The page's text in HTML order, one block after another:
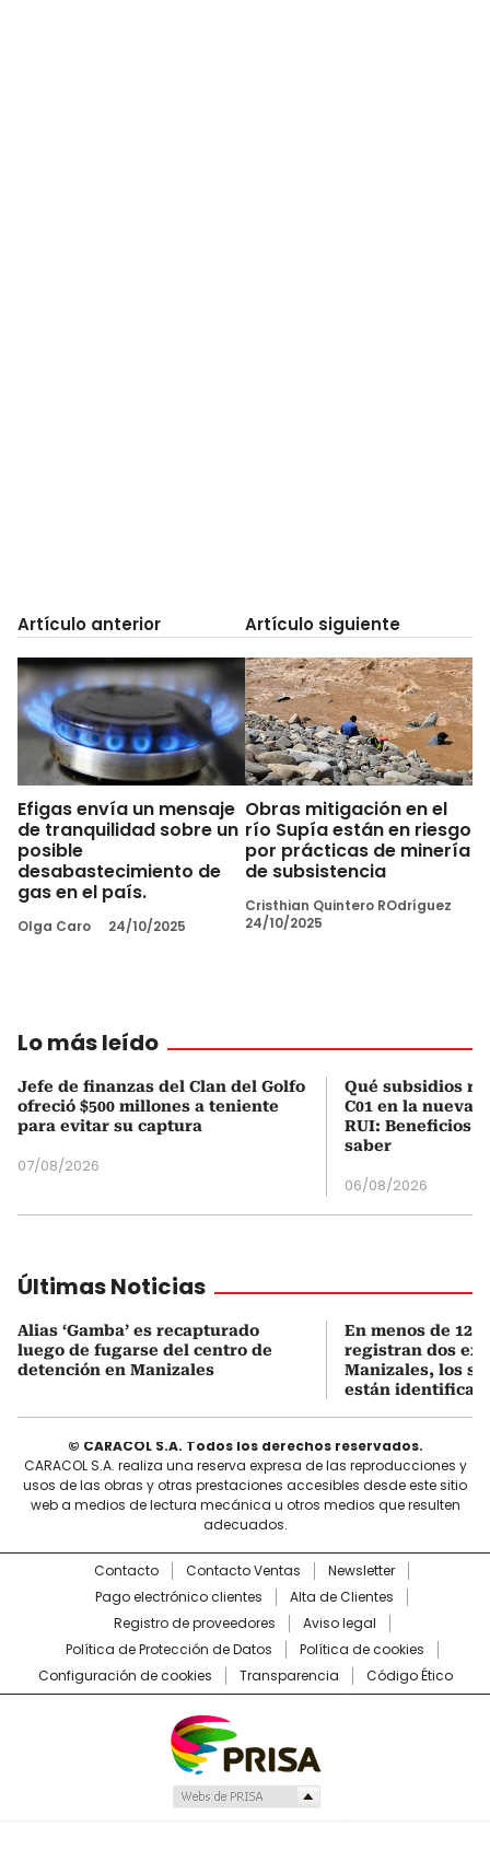
Artículo anterior
Efigas envía un mensaje
de tranquilidad sobre un
posible
desabastecimiento de
gas en el país.
Olga Caro 24/10/2025
Artículo siguiente
Obras mitigación en el
río Supía están en riesgo
por prácticas de minería
de subsistencia
Cristhian Quintero ROdríguez
24/10/2025
Lo más leído
Jefe de finanzas del Clan del Golfo
ofreció $500 millones a teniente
para evitar su captura
07/08/2026
Qué subsidios
C01 en la nueva
RUI: Beneficios
saber
06/08/2026
Últimas Noticias
Alias ‘Gamba’ es recapturado
luego de fugarse del centro de
detención en Manizales
En menos de 12
registran dos
Manizales, los
están
© CARACOL S.A. Todos los derechos reservados.
CARACOL S.A. realiza una reserva expresa de las reproducciones y
usos de las obras y otras prestaciones accesibles desde este sitio
web a medios de lectura mecánica u otros medios que resulten
adecuados.
Contacto Contacto Ventas
Newsletter
Pago electrónico clientes
Alta de Clientes
Registro de proveedores
Aviso legal
Política de Protección de Datos
Política de cookies
Configuración de cookies
Transparencia Código Ético